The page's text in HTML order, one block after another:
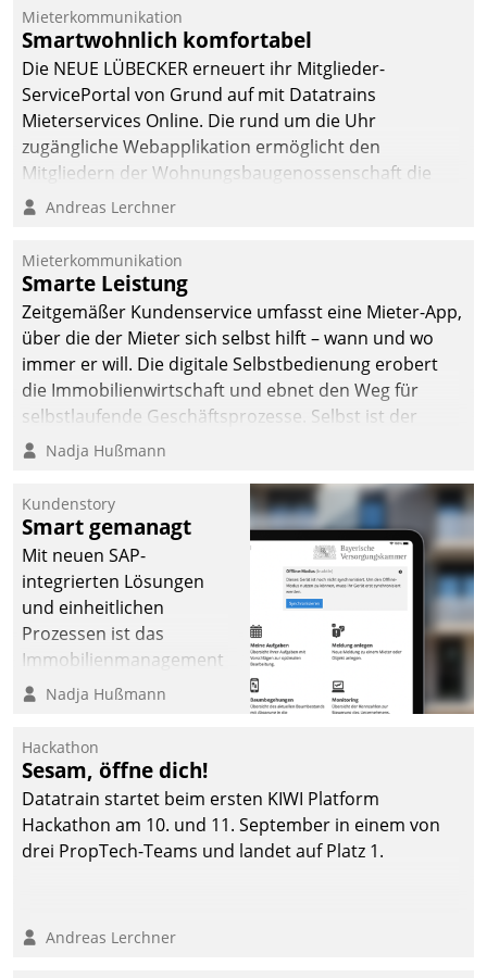
Dialogführung ermöglicht
dem externen
Serviceteam, Anrufe von
Mietenden zügiger und
effizienter zu bearbeiten.
Mieterkommunikation
Smartwohnlich komfortabel
Die NEUE LÜBECKER erneuert ihr Mitglieder-
ServicePortal von Grund auf mit Datatrains
Mieterservices Online. Die rund um die Uhr
zugängliche Webapplikation ermöglicht den
Mitgliedern der Wohnungs­bau­genossenschaft die
Kontaktaufnahme per Smartphone, Tablet oder PC.
Andreas Lerchner
Mieterkommunikation
Smarte Leistung
Zeitgemäßer Kundenservice umfasst eine Mieter-App,
über die der Mieter sich selbst hilft – wann und wo
immer er will. Die digitale Selbstbedienung erobert
die Immobilienwirtschaft und ebnet den Weg für
selbstlaufende Geschäftsprozesse. Selbst ist der
Kunde und smart der Serviceanbieter.
Nadja Hußmann
Kundenstory
Smart gemanagt
Mit neuen SAP-
integrierten Lösungen
und einheitlichen
Prozessen ist das
Immobilienmanagement
der Bayerischen
Ressort Kapitalanlage für
künftige Aufgaben und
Herausforderungen
gerüstet.
Nadja Hußmann
Hackathon
Sesam, öffne dich!
Datatrain startet beim ersten KIWI Platform
Hackathon am 10. und 11. September in einem von
drei PropTech-Teams und landet auf Platz 1.
Andreas Lerchner